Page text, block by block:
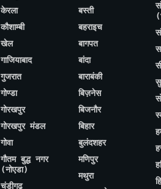
केरला
कौशाम्बी
खेल
गाजियाबाद
गुजरात
गोण्डा
गोरखपुर
गोरखपुर मंडल
गोवा
गौतम बुद्ध नगर
(नोएडा)
चंडीगढ़
बस्ती
बहराइच
बागपत
बांदा
बाराबंकी
बिज़नेस
बिजनौर
बिहार
बुलंदशहर
मणिपुर
मथुरा